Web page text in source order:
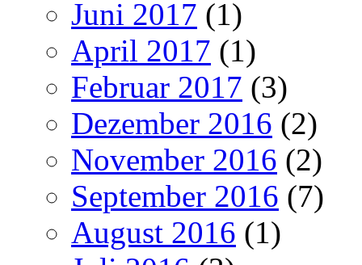
Juni 2017 (1)
April 2017 (1)
Februar 2017 (3)
Dezember 2016 (2)
November 2016 (2)
September 2016 (7)
August 2016 (1)